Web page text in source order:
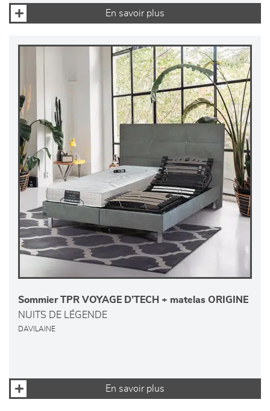
En savoir plus
Sommier TPR VOYAGE D’TECH + matelas ORIGINE
NUITS DE LÉGENDE
DAVILAINE
En savoir plus